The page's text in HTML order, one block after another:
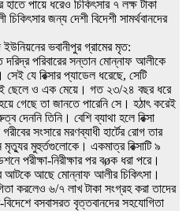
পায়ে ধরেও চিকিৎসার ৭ লক্ষ টাকা
জন্য দেশী বিদেশী সামর্থবানদের
ভবানীপুর গ্রামের মৃত:
পরিবারের সন্তান মোন্নাফ আলীকে
যে রিক্সার প্যাডেল ধরেছে, সেটি
ছেলে ও এক মেয়ে। গত ২৩/২৪ বছর ধরে
হয়ে গেছে তা জানতে পারেনি সে। হঠাৎ করেই
তিনি। বেশি ব্যাথা হলে রিক্সা
সংসারে মরণব্যাধী হার্টের রোগ তার
মুহুর্তগুলোকে। একমাত্র রিক্সাটি ৯
পরীক্ষা-নিরীক্ষার পর বøক ধরা পরে।
আটকে আছে মোন্নাফ আলীর চিকিৎসা।
করলেও ৬/৭ লাখ টাকা সংগ্রহ করা তাদের
বসবাসরত বৃত্তবানদের সহযোগিতা